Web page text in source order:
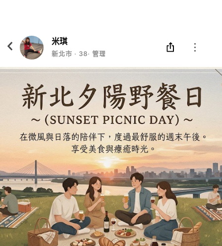
米琪
新北市 ‧ 38‧ 管理師